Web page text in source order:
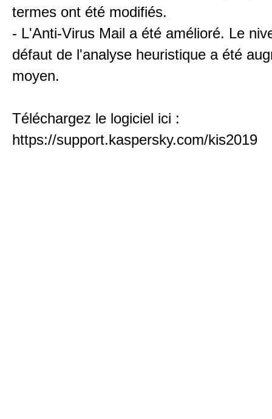
termes ont été modifiés.
- L'Anti-Virus Mail a été amélioré. Le
défaut de l'analyse heuristique a été
moyen.
Téléchargez le logiciel ici :
https://support.kaspersky.com/kis2019